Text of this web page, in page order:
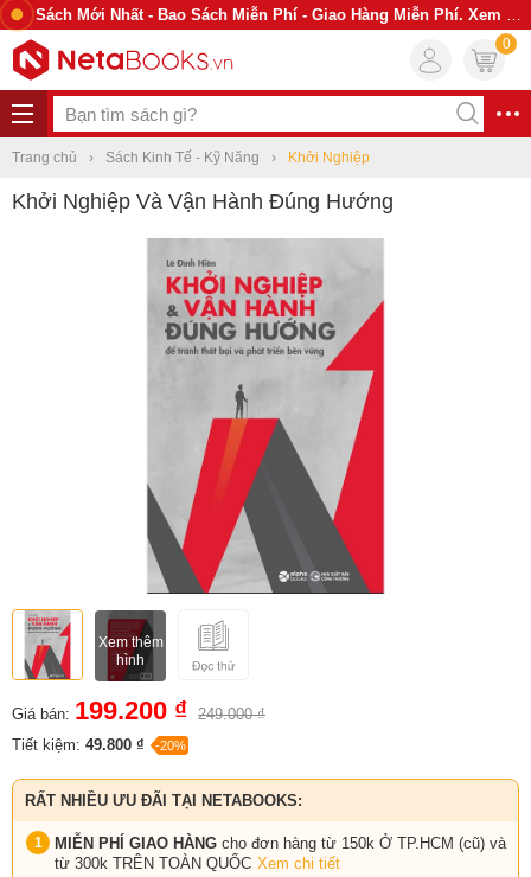
Sách Mới Nhất - Bao Sách Miễn Phí - Giao Hàng Miễn Phí. Xem Ngay
0
Trang chủ Sách Kinh Tế - Kỹ Năng Khởi Nghiệp
Khởi Nghiệp Và Vận Hành Đúng Hướng
Xem thêm
hình
Giá bán: 199.200 ₫ 249.000 ₫
Tiết kiệm: 49.800 ₫ -20%
RẤT NHIỀU ƯU ĐÃI TẠI NETABOOKS:
MIỄN PHÍ GIAO HÀNG cho đơn hàng từ 150k Ở TP.HCM (cũ) và
từ 300k TRÊN TOÀN QUỐC Xem chi tiết